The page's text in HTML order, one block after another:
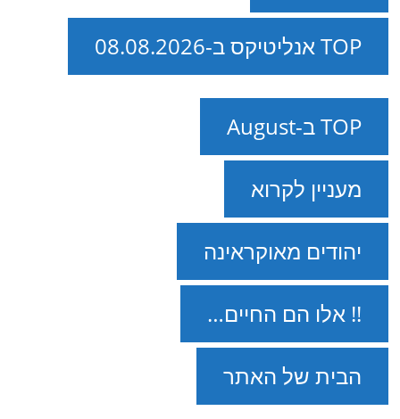
TOP אנליטיקס ב-08.08.2026
TOP ב-August
מעניין לקרוא
יהודים מאוקראינה
!! אלו הם החיים…
הבית של האתר